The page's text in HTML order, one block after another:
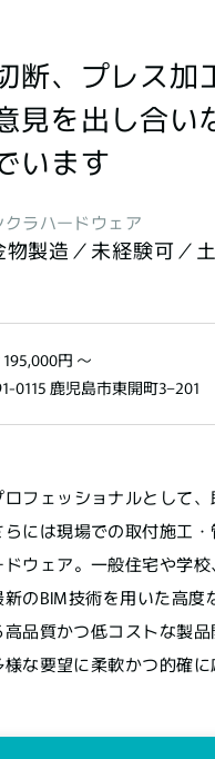
断、プレス加
見を出し合い
います
ラハードウェア
物製造／未経験可／
195,000円 〜
0115 鹿児島市東開町3−201
フェッショナルとして
には現場での取付施工
ウェア。一般住宅や学
新のBIM技術を用いた高
品質かつ低コストな製
な要望に柔軟かつ的確